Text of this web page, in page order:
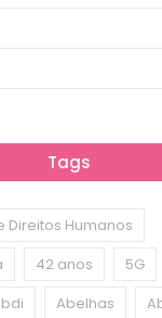
Tags
Direitos Humanos
42 anos
5G
Abelhas